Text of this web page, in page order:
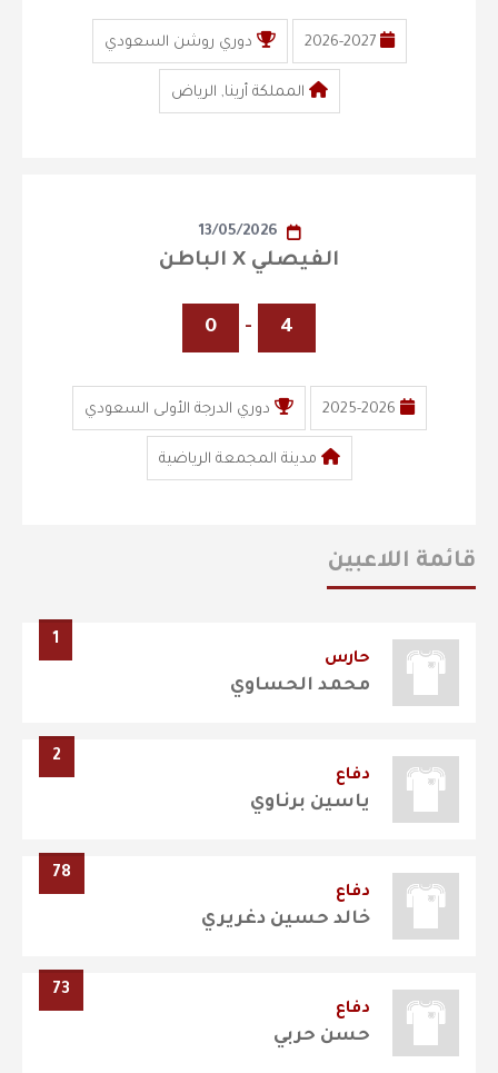
2026-2027 دوري روشن السعودي
المملكة أرينا, الرياض
13/05/2026
الفيصلي X الباطن
4
-
0
2025-2026 دوري الدرجة الأولى السعودي
مدينة المجمعة الرياضية
قائمة اللاعبين
1
حارس
محمد الحساوي
2
دفاع
ياسين برناوي
78
دفاع
خالد حسين دغريري
73
دفاع
حسن حربي